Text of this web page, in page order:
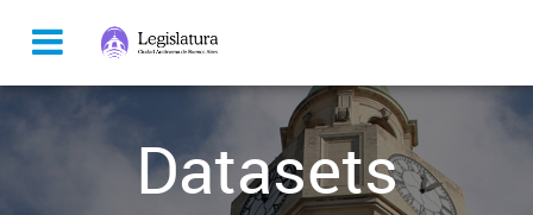
Datasets